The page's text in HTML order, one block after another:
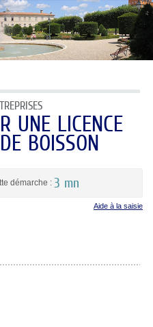
UNE LICENCE
BOISSON
démarche : 3 mn
Aide à la saisie